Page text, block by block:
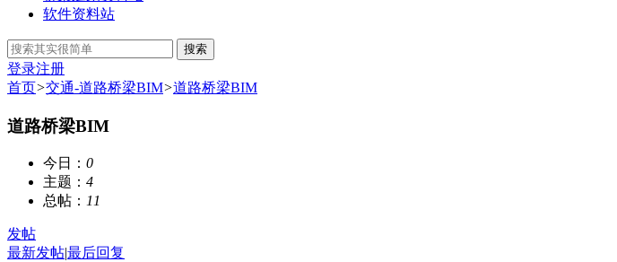
软件资料站
搜索
登录注册
首页>交通-道路桥梁BIM>道路桥梁BIM
道路桥梁BIM
今日： 0
主题： 4
总帖： 11
发帖
最新发帖|最后回复